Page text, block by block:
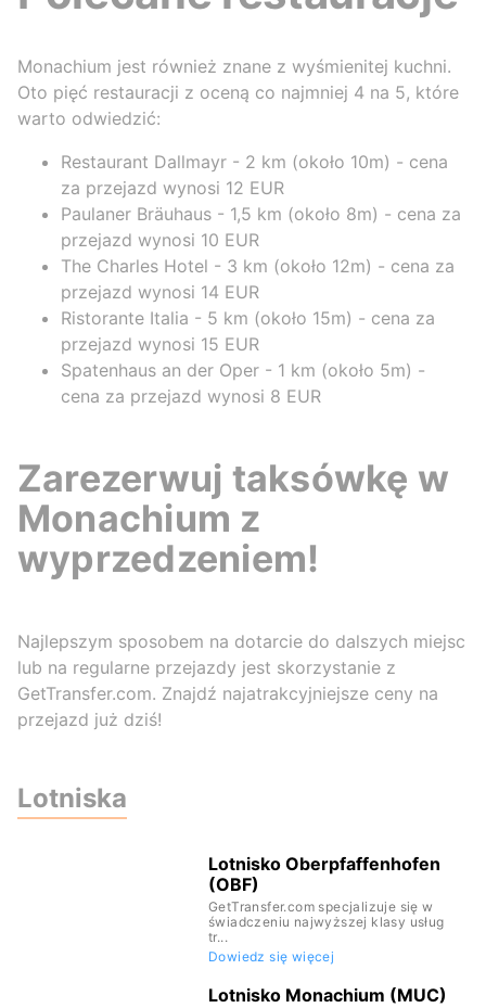
Monachium jest również znane z wyśmienitej kuchni.
Oto pięć restauracji z oceną co najmniej 4 na 5, które
warto odwiedzić:
Restaurant Dallmayr - 2 km (około 10m) - cena
za przejazd wynosi 12 EUR
Paulaner Bräuhaus - 1,5 km (około 8m) - cena za
przejazd wynosi 10 EUR
The Charles Hotel - 3 km (około 12m) - cena za
przejazd wynosi 14 EUR
Ristorante Italia - 5 km (około 15m) - cena za
przejazd wynosi 15 EUR
Spatenhaus an der Oper - 1 km (około 5m) -
cena za przejazd wynosi 8 EUR
Zarezerwuj taksówkę w
Monachium z
wyprzedzeniem!
Najlepszym sposobem na dotarcie do dalszych miejsc
lub na regularne przejazdy jest skorzystanie z
GetTransfer.com. Znajdź najatrakcyjniejsze ceny na
przejazd już dziś!
Lotniska
Lotnisko Oberpfaffenhofen
(OBF)
GetTransfer.com specjalizuje się w
świadczeniu najwyższej klasy usług
tr...
Dowiedz się więcej
Lotnisko Monachium (MUC)